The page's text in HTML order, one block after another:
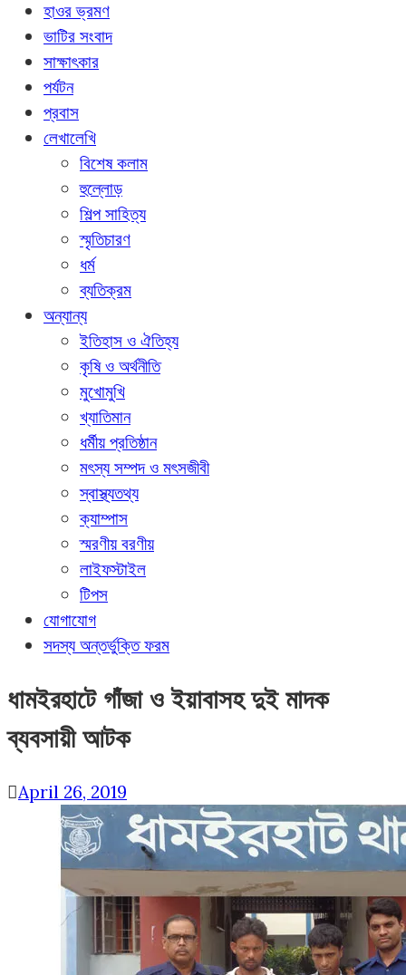
হাওর ভ্রমণ
ভাটির সংবাদ
সাক্ষাৎকার
পর্যটন
প্রবাস
লেখালেখি
বিশেষ কলাম
হুল্লোড়
শিল্প সাহিত্য
স্মৃতিচারণ
ধর্ম
ব্যতিক্রম
অন্যান্য
ইতিহাস ও ঐতিহ্য
কৃষি ও অর্থনীতি
মুখোমুখি
খ্যাতিমান
ধর্মীয় প্রতিষ্ঠান
মৎস্য সম্পদ ও মৎসজীবী
স্বাস্থ্যতথ্য
ক্যাম্পাস
স্মরণীয় বরণীয়
লাইফস্টাইল
টিপস
যোগাযোগ
সদস্য অন্তর্ভুক্তি ফরম
ধামইরহাটে গাঁজা ও ইয়াবাসহ দুই মাদক
ব্যবসায়ী আটক
April 26, 2019